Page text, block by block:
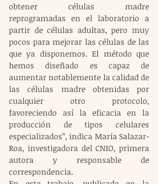
obtener células madre
reprogramadas en el laboratorio a
partir de células adultas, pero muy
pocos para mejorar las células de las
que ya disponemos. El método que
hemos diseñado es capaz de
aumentar notablemente la calidad de
las células madre obtenidas por
cualquier otro protocolo,
favoreciendo así la eficacia en la
producción de tipos celulares
especializados”, indica María Salazar-
Roa, investigadora del CNIO, primera
autora y responsable de
correspondencia.